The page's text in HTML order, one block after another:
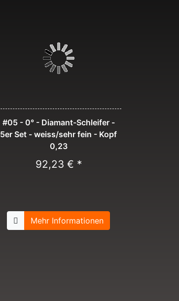
#05 - 0° - Diamant-Schleifer -
5er Set - weiss/sehr fein - Kopf
0,23
92,23 € *
Mehr Informationen